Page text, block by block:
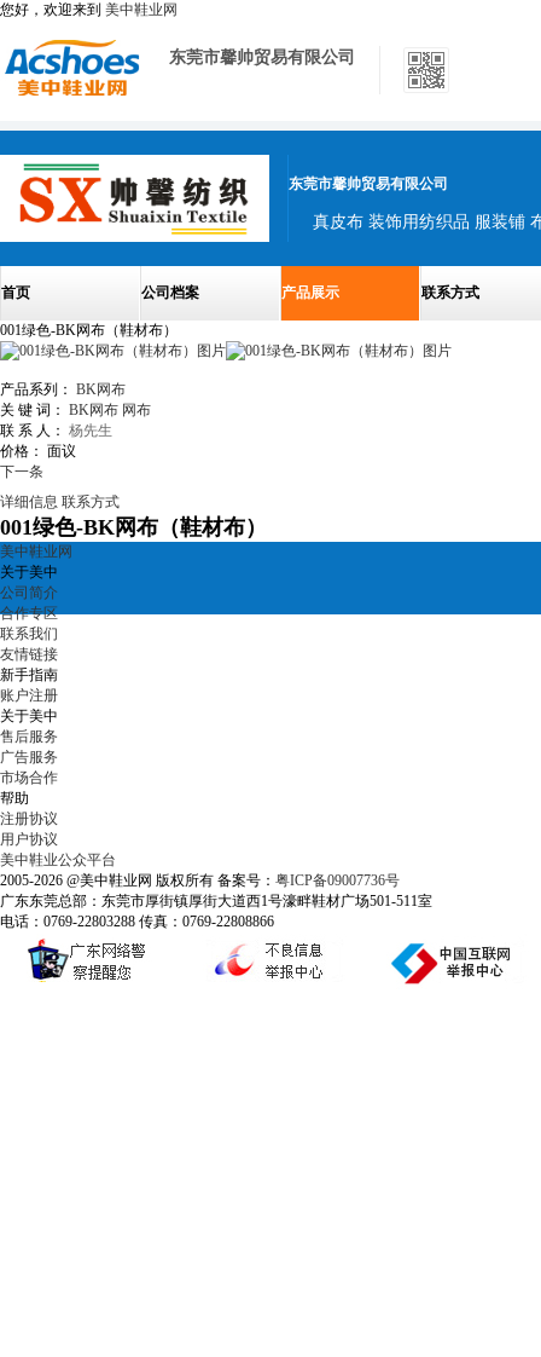
您好，欢迎来到 美中鞋业网
东莞市馨帅贸易有限公司
东莞市馨帅贸易有限公司
真皮布 装饰用纺织品 服装铺
首页 公司档案 产品展示 联系方式
001绿色-BK网布（鞋材布）
产品系列： BK网布
关 键 词： BK网布 网布
联 系 人： 杨先生
价格： 面议
下一条
详细信息 联系方式
001绿色-BK网布（鞋材布）
美中鞋业网
关于美中
公司简介
合作专区
联系我们
友情链接
新手指南
账户注册
关于美中
售后服务
广告服务
市场合作
帮助
注册协议
用户协议
美中鞋业公众平台
2005-2026 @美中鞋业网 版权所有 备案号： 粤ICP备09007736号
广东东莞总部：东莞市厚街镇厚街大道西1号濠畔鞋材广场501-511室
电话：0769-22803288 传真：0769-22808866